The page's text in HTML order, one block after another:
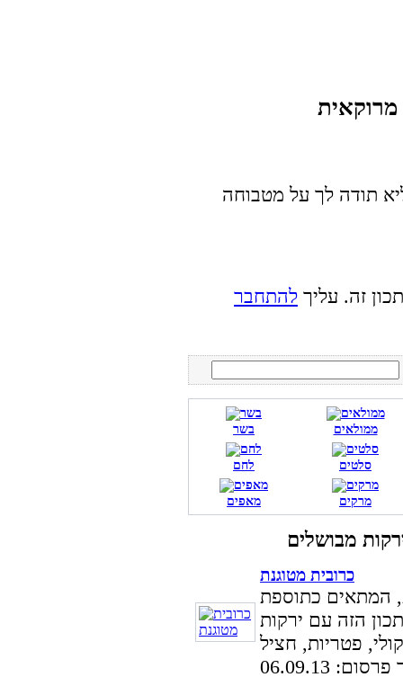
תודה לך על מטבוחה
זה. עליך להתחבר
בשר ממולאים
לחם סלטים
מאפים מרקים
כרובית מטוגנת
המתאים כתוספת
הזה עם ירקות
06.09.13